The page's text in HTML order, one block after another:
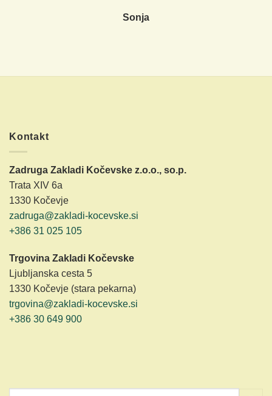
Sonja
Kontakt
Zadruga Zakladi Kočevske z.o.o., so.p.
Trata XIV 6a
1330 Kočevje
zadruga@zakladi-kocevske.si
+386 31 025 105
Trgovina Zakladi Kočevske
Ljubljanska cesta 5
1330 Kočevje (stara pekarna)
trgovina@zakladi-kocevske.si
+386 30 649 900